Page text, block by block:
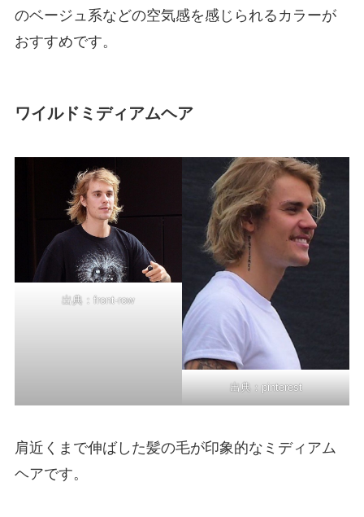
のベージュ系などの空気感を感じられるカラーが
おすすめです。
ワイルドミディアムヘア
出典：front-row
出典： pinterest
肩近くまで伸ばした髪の毛が印象的なミディアム
ヘアです。